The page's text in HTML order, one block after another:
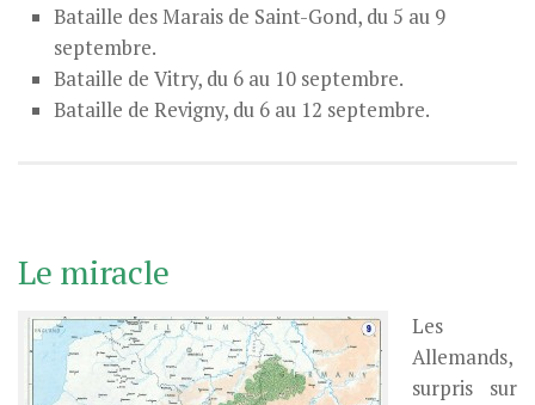
Bataille des Marais de Saint-Gond, du 5 au 9
septembre.
Bataille de Vitry, du 6 au 10 septembre.
Bataille de Revigny, du 6 au 12 septembre.
Le miracle
Les
Allemands,
surpris sur